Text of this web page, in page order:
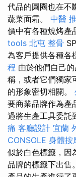
代品的圓圈也在不
蔬菜面霜。 中醫
價中有各種燒烤產
tools 北屯 整骨
為客戶提供各種各
程 由於他們自己
稱，或者它們獨家
的形象密切相關。
要商業品牌作為產
過將生產工具委託
痛 客廳設計 宜蘭
CONSOLE 身體按
似於白色標籤，因
品牌的標籤下出售